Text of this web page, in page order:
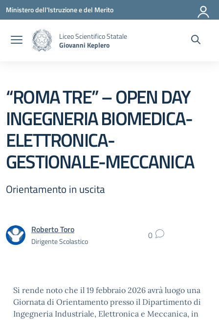
Vai ai contenuti
Vai al menu di navigazione
Vai al footer
Ministero dell'Istruzione e del Merito
Liceo Scientifico Statale
Giovanni Keplero
“ROMA TRE” – OPEN DAY
INGEGNERIA BIOMEDICA-
ELETTRONICA-
GESTIONALE-MECCANICA
Orientamento in uscita
Roberto Toro
Dirigente Scolastico 0
Si rende noto che il 19 febbraio 2026 avrà luogo una
Giornata di Orientamento presso il Dipartimento di
Ingegneria Industriale, Elettronica e Meccanica, in